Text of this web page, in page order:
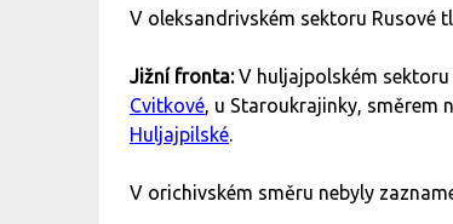
V oleksandrivském sektoru Rusové
Jižní fronta:V huljajpolském
Cvitkové, u Staroukrajinky, směrem
Huljajpilské.
V orichivském směru nebyly